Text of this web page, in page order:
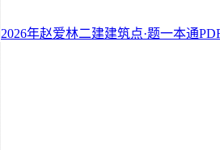
2026年赵爱林二建建筑点·题一本通